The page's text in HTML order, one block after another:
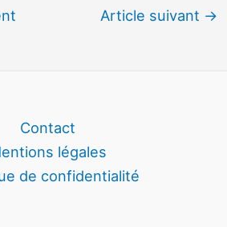
Article suivant →
Contact
légales
de confidentialité